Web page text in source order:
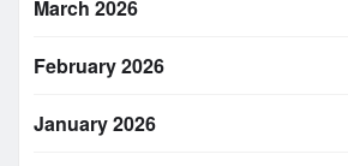
March 2026
February 2026
January 2026